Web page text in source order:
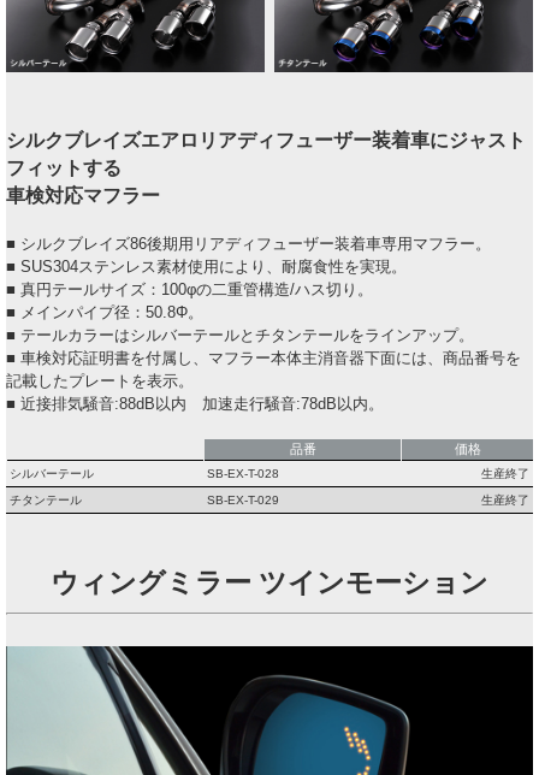
シルクブレイズエアロリアディフューザー装着車にジャスト
フィットする
車検対応マフラー
■ シルクブレイズ86後期用リアディフューザー装着車専用マフラー。
■ SUS304ステンレス素材使用により、耐腐食性を実現。
■ 真円テールサイズ：100φの二重管構造/ハス切り。
■ メインパイプ径：50.8Φ。
■ テールカラーはシルバーテールとチタンテールをラインアップ。
■ 車検対応証明書を付属し、マフラー本体主消音器下面には、商品番号を
記載したプレートを表示。
■ 近接排気騒音:88dB以内 加速走行騒音:78dB以内。
品番 価格
シルバーテール SB-EX-T-028
生産終了
チタンテール
SB-EX-T-029 生産終了
ウィングミラー ツインモーション